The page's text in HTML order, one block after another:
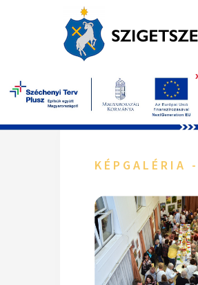
Főoldal
KÉPGALÉRIA